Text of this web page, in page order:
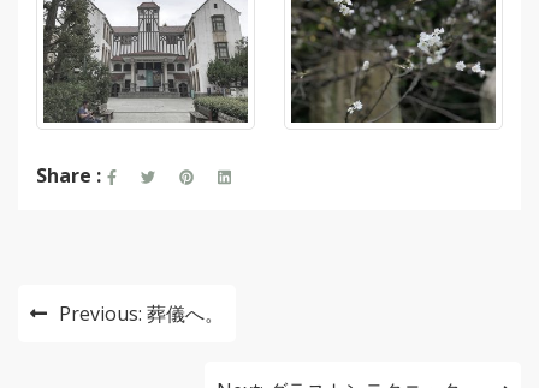
Share :
投 Previous: 葬儀へ。